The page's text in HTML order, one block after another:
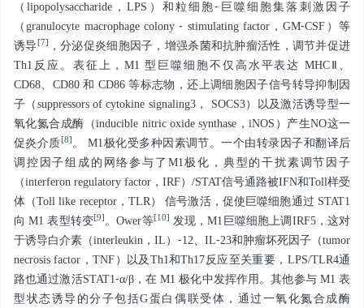
（lipopolysaccharide，LPS）和粒细胞⁃巨噬细胞集落刺激因子
（granulocyte macrophage colony ⁃ stimulating factor，GM⁃CSF）等
诱导 [7]
，分泌促炎细胞因子，增强杀菌和抗肿瘤活性，调节并促进
Th1反应。表征上，M1 型巨噬细胞不仅高水平表达 MHCⅡ、
CD68、CD80 和 CD86 等标志物，还上调细胞因子信号转导抑制因
子（suppressors of cytokine signaling3， SOCS3）以及激活诱导型一
氧化氮合成酶（inducible nitric oxide synthase，iNOS）产生NO这一
促炎介质[8] 。 M1极化受多种因素调节。一个由转录因子和翻译后
调控因子组成的网络参与了M1极化，典型的干扰素调节因子
（interferon regulatory factor，IRF）/STAT信号通路被IFN和Toll样受
体（Toll like receptor，TLR） 信号激活，促使巨噬细胞通过 STAT1
向 M1 表型转变[9] 。Ower等[10] 发现，M1巨噬细胞上调IRF5，这对
于诱导白介素（interleukin，IL）⁃12、IL⁃23和肿瘤坏死因子（tumor
necrosis factor，TNF）以及Th1和Th17反应至关重要，LPS/TLR4通
路也通过激活STAT1⁃α/β，在 M1 极化中发挥作用。其他参与 M1 表
型状态诱导的分子包括G蛋白偶联受体，通过一氧化氮合成酶